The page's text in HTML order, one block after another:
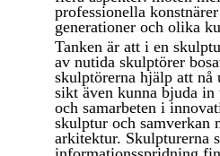
professionella
generationer och olika
Tanken är att i en
av nutida skulptörer
skulptörerna hjälp att
sikt även kunna bjuda
och samarbeten i
skulptur och samverkan
arkitektur. Skulpturerna